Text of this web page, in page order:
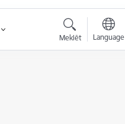
Meklēt Language